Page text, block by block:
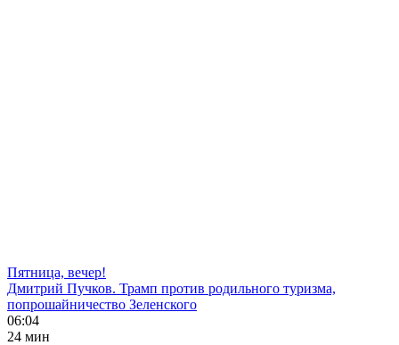
Пятница, вечер!
Дмитрий Пучков. Трамп против родильного туризма,
попрошайничество Зеленского
06:04
24 мин